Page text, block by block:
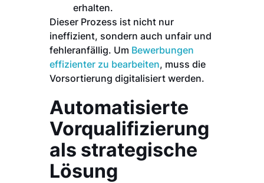
erhalten.
Dieser Prozess ist nicht nur
ineffizient, sondern auch unfair und
fehleranfällig. Um Bewerbungen
effizienter zu bearbeiten, muss die
Vorsortierung digitalisiert werden.
Automatisierte
Vorqualifizierung
als strategische
Lösung